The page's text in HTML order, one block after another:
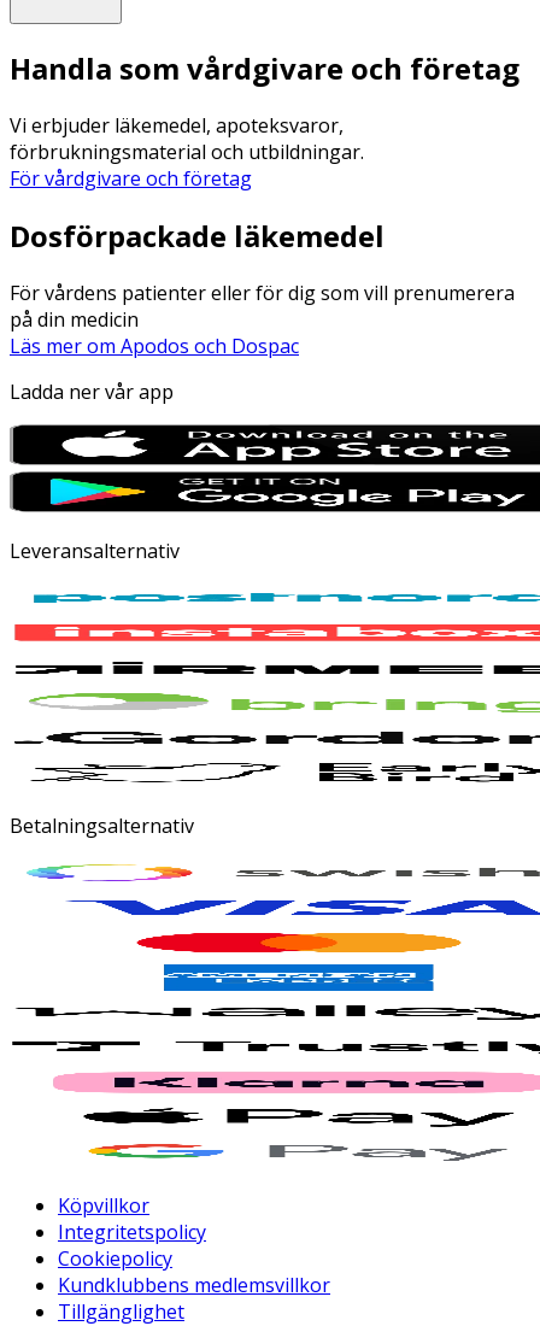
Handla som vårdgivare och företag
Vi erbjuder läkemedel, apoteksvaror,
förbrukningsmaterial och utbildningar.
För vårdgivare och företag
Dosförpackade läkemedel
För vårdens patienter eller för dig som vill prenumerera
på din medicin
Läs mer om Apodos och Dospac
Ladda ner vår app
Leveransalternativ
Betalningsalternativ
Köpvillkor
Integritetspolicy
Cookiepolicy
Kundklubbens medlemsvillkor
Tillgänglighet